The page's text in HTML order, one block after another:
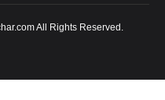
All Rights Reserved.